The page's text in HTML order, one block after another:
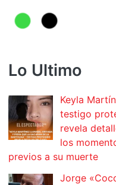
Lo Ultimo
Keyla
testigo
revela
los
previos a su muerte
Jorge